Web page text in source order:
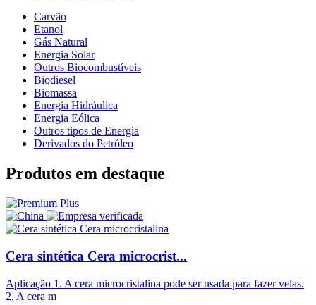
Carvão
Etanol
Gás Natural
Energia Solar
Outros Biocombustíveis
Biodiesel
Biomassa
Energia Hidráulica
Energia Eólica
Outros tipos de Energia
Derivados do Petróleo
Produtos em destaque
Cera sintética Cera microcrist...
Aplicação 1. A cera microcristalina pode ser usada para fazer velas.
2. A cera m